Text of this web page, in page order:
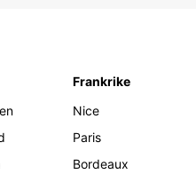
Frankrike
Nice
Paris
Bordeaux